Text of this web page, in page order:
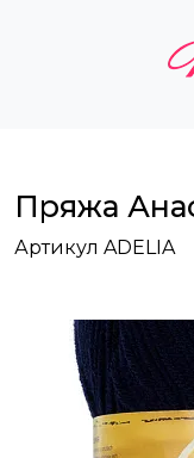
Пряжа
Артикул ADELIA